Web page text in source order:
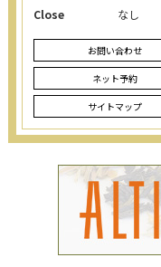
Close
なし
お問い合わせ
ネット予約
サイトマップ